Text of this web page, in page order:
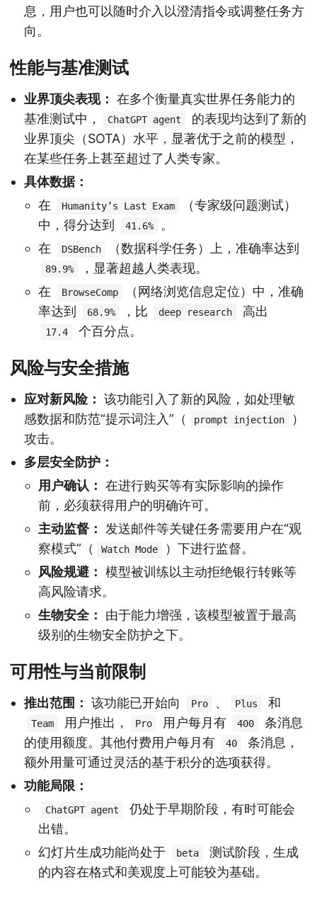
息，用户也可以随时介入以澄清指令或调整任务方
向。
性能与基准测试
业界顶尖表现： 在多个衡量真实世界任务能力的
基准测试中，
ChatGPT agent
的表现均达到了新的
业界顶尖（SOTA）水平，显著优于之前的模型，
在某些任务上甚至超过了人类专家。
具体数据：
在
Humanity’s Last Exam
（专家级问题测试）
中，得分达到
41.6%
。
在
DSBench （数据科学任务）上，准确率达到
89.9%
，显著超越人类表现。
在
BrowseComp
（网络浏览信息定位）中，准确
率达到
68.9% ，比 deep research 高出
17.4 个百分点。
风险与安全措施
应对新风险： 该功能引入了新的风险，如处理敏
感数据和防范“提示词注入”（
prompt injection
）
攻击。
多层安全防护：
用户确认： 在进行购买等有实际影响的操作
前，必须获得用户的明确许可。
主动监督： 发送邮件等关键任务需要用户在“观
察模式”（
Watch Mode
）下进行监督。
风险规避： 模型被训练以主动拒绝银行转账等
高风险请求。
生物安全：
由于能力增强，该模型被置于最高
级别的生物安全防护之下。
可用性与当前限制
推出范围： 该功能已开始向 Pro 、 Plus 和
Team 用户推出， Pro 用户每月有 400
条消息
的使用额度。其他付费用户每月有
40
条消息，
额外用量可通过灵活的基于积分的选项获得。
功能局限：
ChatGPT agent
仍处于早期阶段，有时可能会
出错。
幻灯片生成功能尚处于
beta
测试阶段，生成
的内容在格式和美观度上可能较为基础。